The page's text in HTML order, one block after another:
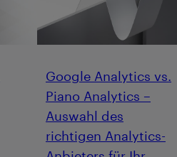
Google Analytics vs.
Piano Analytics –
Auswahl des
richtigen Analytics-